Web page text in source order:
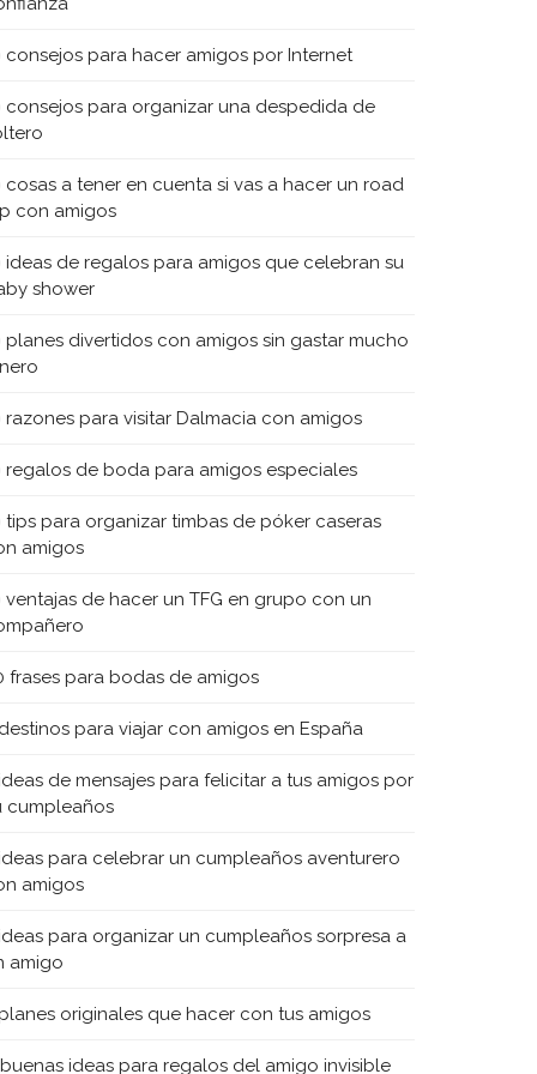
consejos para hacer amigos por Internet
consejos para organizar una despedida de
cosas a tener en cuenta si vas a hacer un road
con amigos
ideas de regalos para amigos que celebran su
shower
planes divertidos con amigos sin gastar mucho
razones para visitar Dalmacia con amigos
regalos de boda para amigos especiales
tips para organizar timbas de póker caseras
amigos
ventajas de hacer un TFG en grupo con un
frases para bodas de amigos
para viajar con amigos en España
de mensajes para felicitar a tus amigos por
cumpleaños
para celebrar un cumpleaños aventurero
amigos
para organizar un cumpleaños sorpresa a
amigo
originales que hacer con tus amigos
ideas para regalos del amigo invisible